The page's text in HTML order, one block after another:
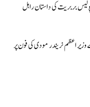
بربریت کی داستان راہل
اعظم نریندر مودی کی فون پر